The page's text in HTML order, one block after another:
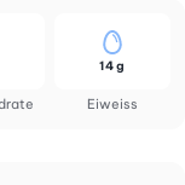
Eiweiss
14 g